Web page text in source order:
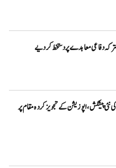
دفاعی معاہدے پر دستخط کر دیے
پیشکش، اپوزیشن کے تجویز کردہ مقام پر